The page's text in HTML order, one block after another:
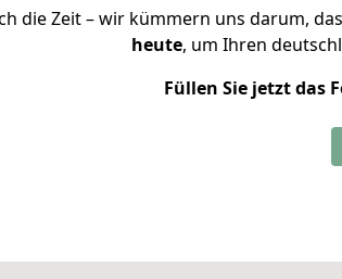
die Zeit – wir kümmern uns darum,
heute, um Ihren
Füllen Sie jetzt das